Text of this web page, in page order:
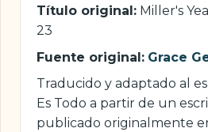
Título original: Miller's
23
Fuente original: Grace
Traducido y adaptado al
Es Todo a partir de un
publicado originalmente